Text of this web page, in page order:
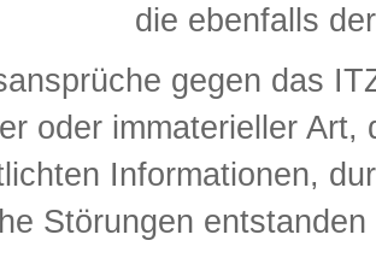
die ebenfalls
gegen das
oder immaterieller
Informationen,
Störungen